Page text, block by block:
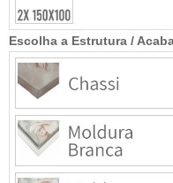
Escolha a Estrutura /